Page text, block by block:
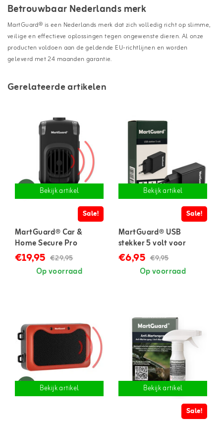
Betrouwbaar Nederlands merk
MartGuard® is een Nederlands merk dat zich volledig richt op slimme,
veilige en effectieve oplossingen tegen ongewenste dieren. Al onze
producten voldoen aan de geldende EU-richtlijnen en worden
geleverd met 24 maanden garantie.
Gerelateerde artikelen
Bekijk artikel
Sale!
MartGuard® Car &
Home Secure Pro
marterverjager voor in
auto en huis
€19,95 €29,95
Op voorraad
Bekijk artikel
Sale!
MartGuard® USB
stekker 5 volt voor
marterverjager
€6,95 €9,95
Op voorraad
Bekijk artikel
Bekijk artikel
Sale!